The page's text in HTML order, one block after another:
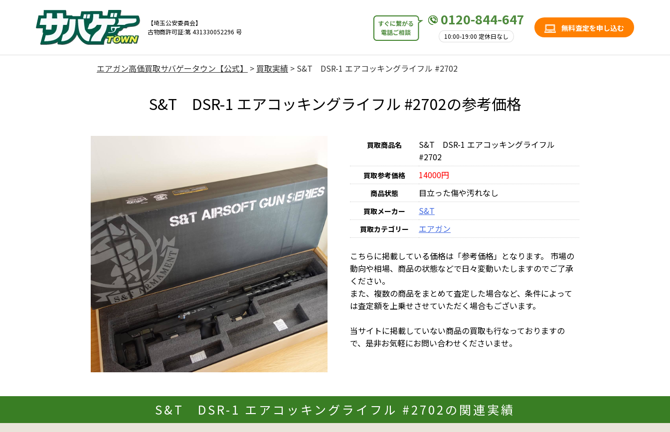
【埼玉公安委員会】
古物商許可証:第 431330052296 号
0120-844-647
10:00-19:00 定休日なし
すぐに繋がる
電話ご相談
無料査定を申し込む
エアガン高価買取サバゲータウン【公式】 > 買取実績 > S&T DSR-1 エアコッキングライフル #2702
S&T DSR-1 エアコッキングライフル #2702の参考価格
買取商品名
S&T DSR-1 エアコッキングライフル
#2702
買取参考価格 14000円
商品状態 目立った傷や汚れなし
買取メーカー S&T
買取カテゴリー エアガン
こちらに掲載している価格は「参考価格」となります。 市場の
動向や相場、商品の状態などで日々変動いたしますのでご了承
ください。
また、複数の商品をまとめて査定した場合など、条件によって
は査定額を上乗せさせていただく場合もございます。
当サイトに掲載していない商品の買取も行なっておりますの
で、是非お気軽にお問い合わせくださいませ。
S&T DSR-1 エアコッキングライフル #2702の関連実績